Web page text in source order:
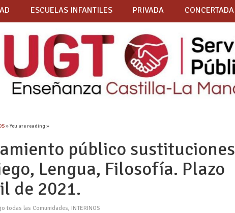
ESCUELAS INFANTILES PRIVADA CONCERTADA
» You are reading »
público sustituciones
Lengua, Filosofía. Plazo
de 2021.
todas las Comunidades, INTERINOS